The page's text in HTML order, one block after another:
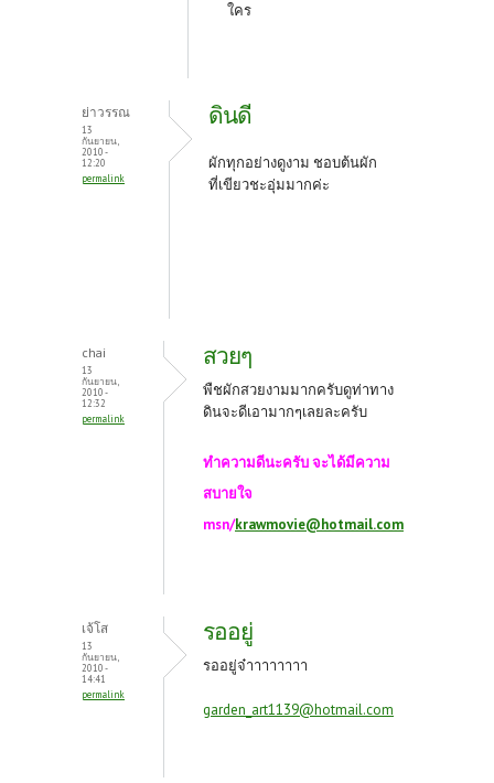
ใคร
ย่าวรรณ
13
กันยายน,
2010 -
12:20
permalink
ดินดี
ผักทุกอย่างดูงาม ชอบต้นผัก
ที่เขียวชะอุ่มมากค่ะ
chai
13
กันยายน,
2010 -
12:32
permalink
สวยๆ
พืชผักสวยงามมากครับดูท่าทาง
ดินจะดีเอามากๆเลยละครับ
ทำความดีนะครับ จะได้มีความ
สบายใจ
msn/krawmovie@hotmail.com
เจ้โส
13
กันยายน,
2010 -
14:41
permalink
รออยู่
รออยู่จ๋าาาาาาาา
garden_art1139@hotmail.com